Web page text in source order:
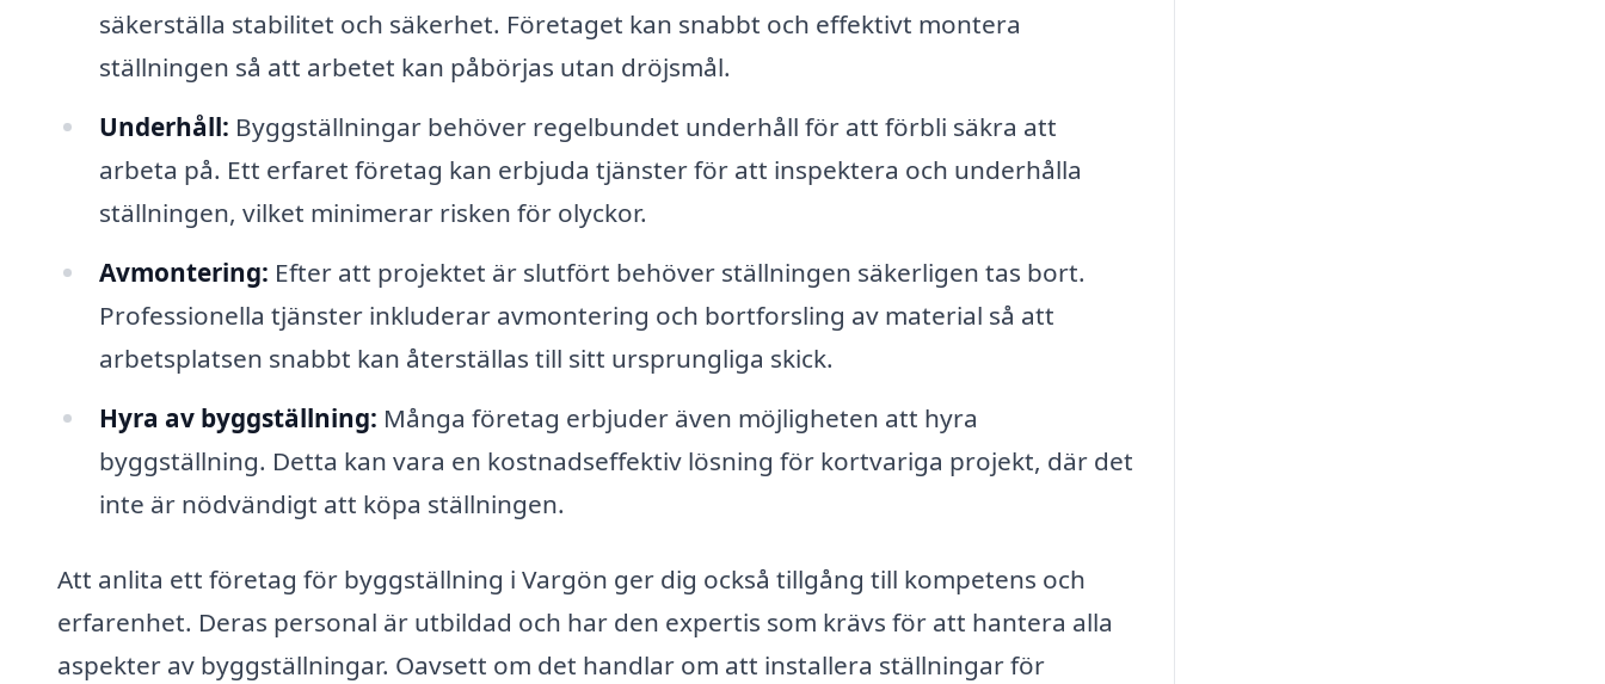
säkerställa stabilitet och säkerhet. Företaget kan snabbt och effektivt montera
ställningen så att arbetet kan påbörjas utan dröjsmål.
Underhåll: Byggställningar behöver regelbundet underhåll för att förbli säkra att
arbeta på. Ett erfaret företag kan erbjuda tjänster för att inspektera och underhålla
ställningen, vilket minimerar risken för olyckor.
Avmontering: Efter att projektet är slutfört behöver ställningen säkerligen tas bort.
Professionella tjänster inkluderar avmontering och bortforsling av material så att
arbetsplatsen snabbt kan återställas till sitt ursprungliga skick.
Hyra av byggställning: Många företag erbjuder även möjligheten att hyra
byggställning. Detta kan vara en kostnadseffektiv lösning för kortvariga projekt, där det
inte är nödvändigt att köpa ställningen.
Att anlita ett företag för byggställning i Vargön ger dig också tillgång till kompetens och
erfarenhet. Deras personal är utbildad och har den expertis som krävs för att hantera alla
aspekter av byggställningar. Oavsett om det handlar om att installera ställningar för